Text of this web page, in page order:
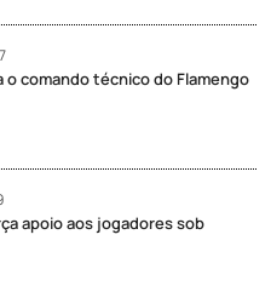
o comando técnico do Flamengo
apoio aos jogadores sob